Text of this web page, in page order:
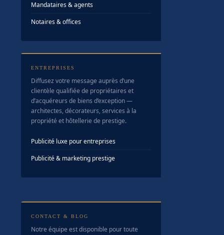
Mandataires & agents
Notaires & offices
ENTREPRISES
Diffusez votre message auprès d’une
clientèle qualifiée de propriétaires et
d’acquéreurs de biens d’exception —
architectes, décorateurs, services à la
propriété et hôtellerie de prestige.
Publicité luxe pour entreprises
Publicité & marketing prestige
CONTACT & BLOG
Notre équipe est disponible pour toute